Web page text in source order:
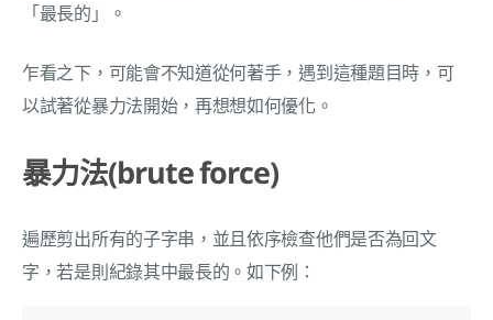
「最長的」。
乍看之下，可能會不知道從何著手，遇到這種題目時，可
以試著從暴力法開始，再想想如何優化。
暴力法(brute force)
遍歷剪出所有的子字串，並且依序檢查他們是否為回文
字，若是則紀錄其中最長的。如下例：